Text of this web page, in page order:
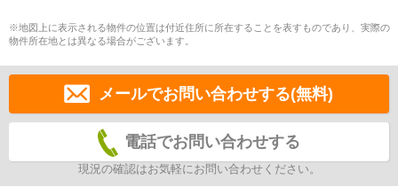
※地図上に表示される物件の位置は付近住所に所在することを表すものであり、実際の
物件所在地とは異なる場合がございます。
メールでお問い合わせする(無料)
電話でお問い合わせする
現況の確認はお気軽にお問い合わせください。